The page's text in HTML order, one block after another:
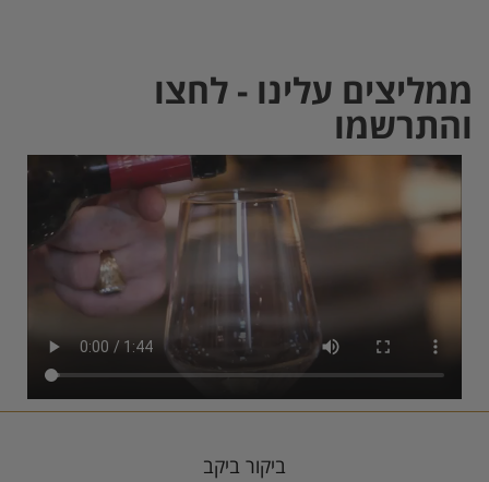
ממליצים עלינו - לחצו
והתרשמו
ביקור ביקב